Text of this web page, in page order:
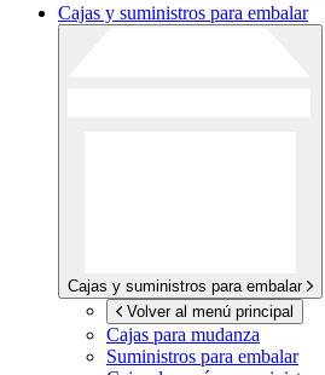
Cajas y suministros para embalar
Cajas y suministros para embalar
Volver al menú principal
Cajas para mudanza
Suministros para embalar